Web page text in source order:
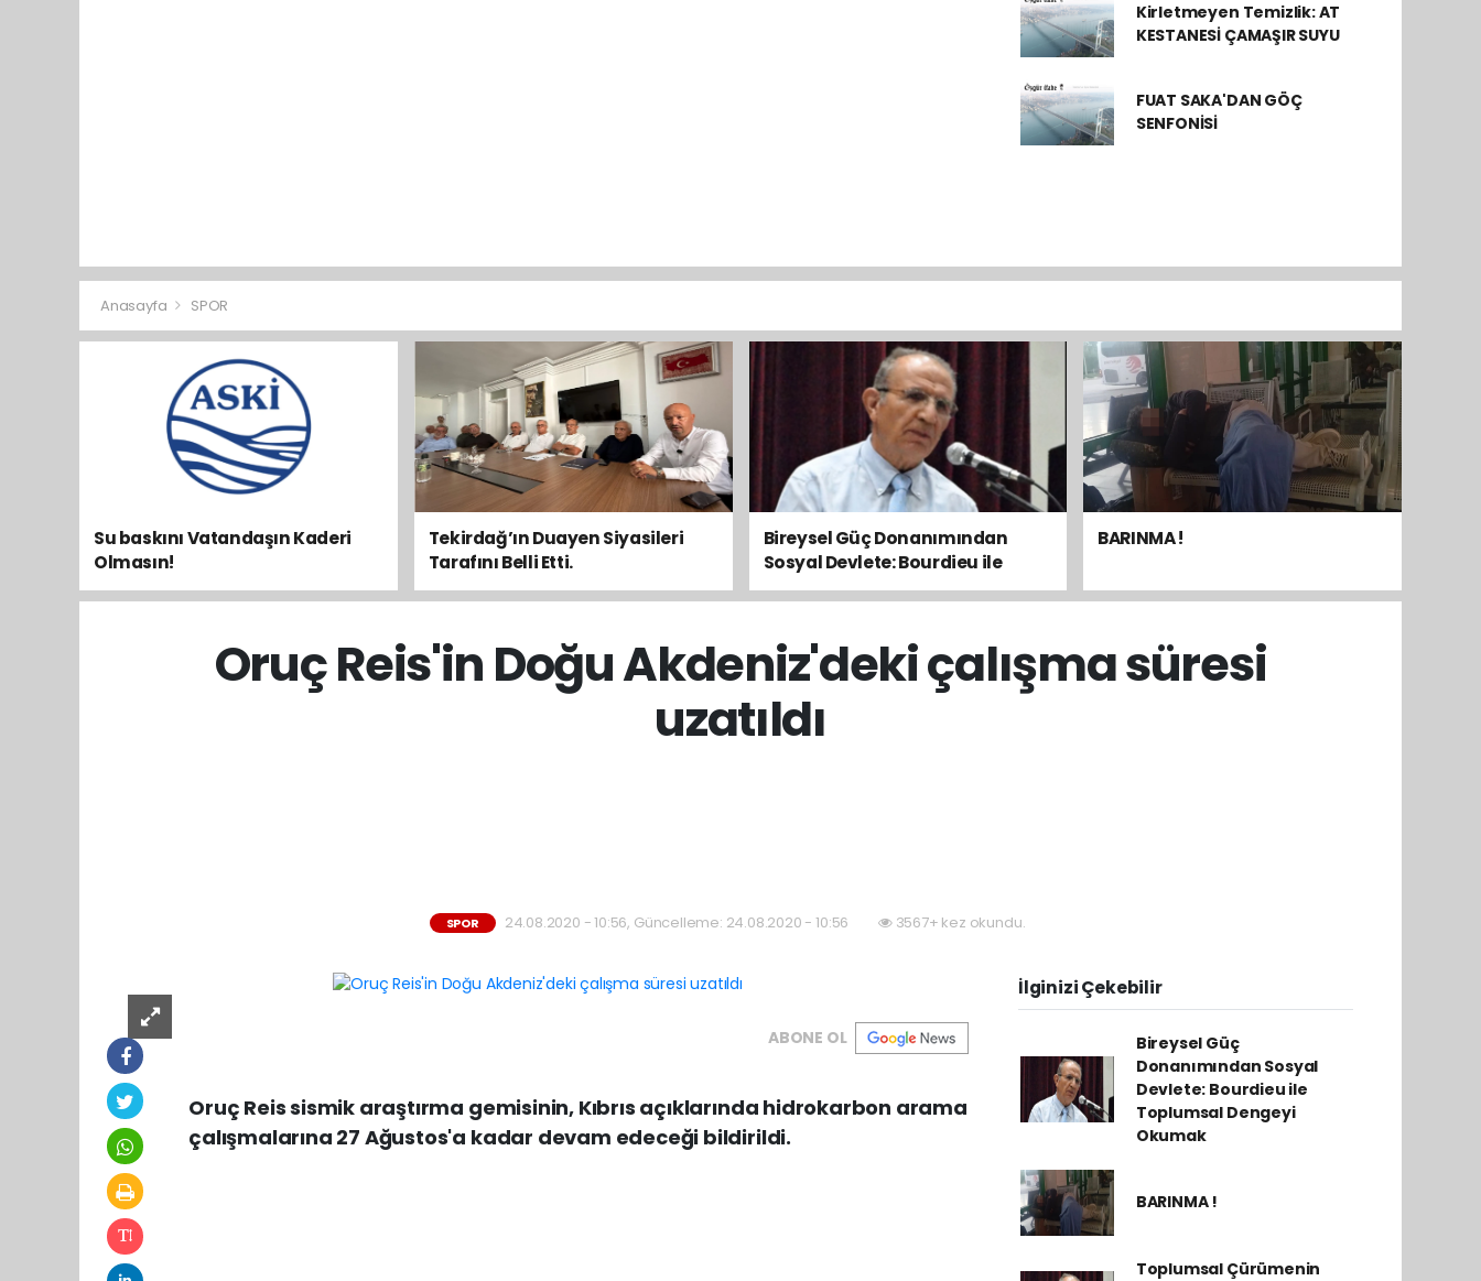
Kirletmeyen Temizlik: AT
KESTANESİ ÇAMAŞIR SUYU
FUAT SAKA'DAN GÖÇ
SENFONİSİ
Anasayfa SPOR
Su baskını Vatandaşın Kaderi
Olmasın!
Tekirdağ’ın Duayen Siyasileri
Tarafını Belli Etti.
Bireysel Güç Donanımından
Sosyal Devlete: Bourdieu ile
Toplumsal Dengeyi Okumak
BARINMA !
Oruç Reis'in Doğu Akdeniz'deki çalışma süresi
uzatıldı
SPOR 24.08.2020 - 10:56, Güncelleme: 24.08.2020 - 10:56 3567+ kez okundu.
ABONE OL
Oruç Reis sismik araştırma gemisinin, Kıbrıs açıklarında hidrokarbon arama
çalışmalarına 27 Ağustos'a kadar devam edeceği bildirildi.
İlginizi Çekebilir
Bireysel Güç
Donanımından Sosyal
Devlete: Bourdieu ile
Toplumsal Dengeyi
Okumak
BARINMA !
Toplumsal Çürümenin